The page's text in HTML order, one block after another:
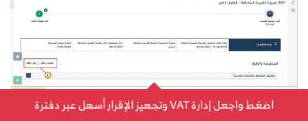
اضغط واجعل إدارة VAT وتجهيز الإقرار أسهل عبر دفترة